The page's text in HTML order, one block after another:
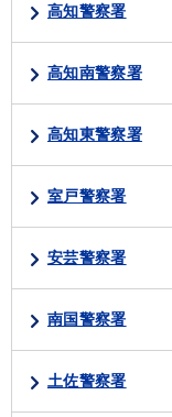
高知警察署
高知南警察署
高知東警察署
室戸警察署
安芸警察署
南国警察署
土佐警察署